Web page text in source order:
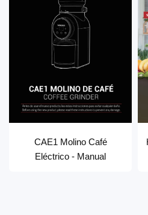
CAE1 Molino Café
Eléctrico - Manual